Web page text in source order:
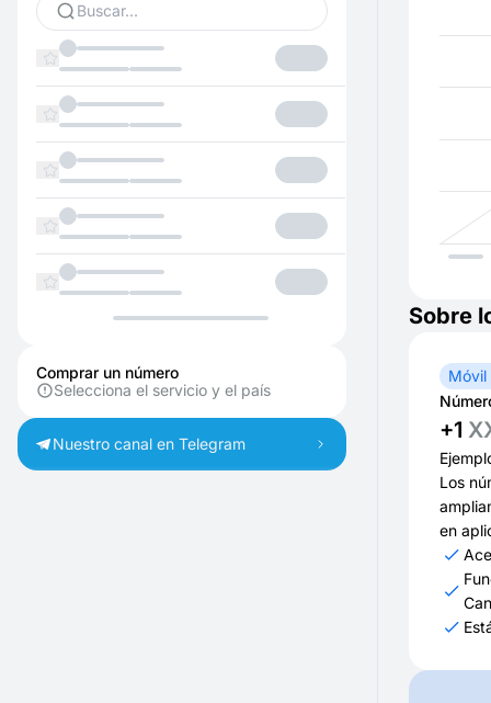
Comprar un número
Selecciona el servicio y el país
Nuestro canal en Telegram
Sobre
Móvil
+1
Los
en